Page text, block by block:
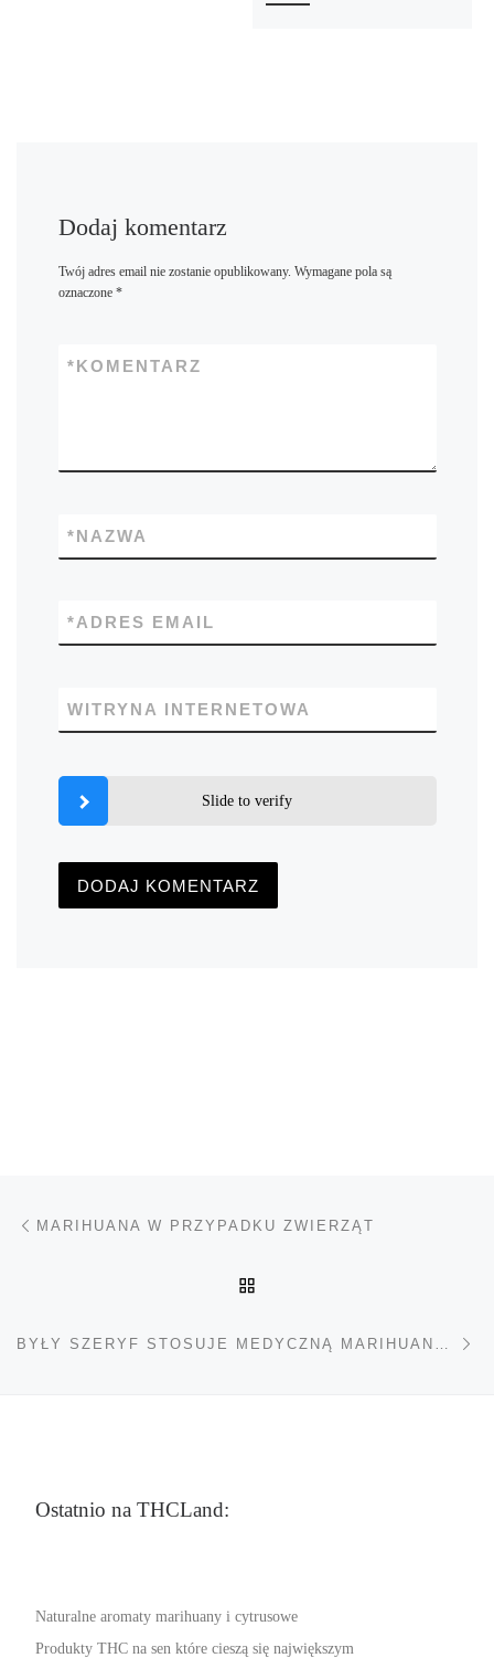
Dodaj komentarz
Twój adres email nie zostanie opublikowany. Wymagane pola są
oznaczone *
KOMENTARZ
*
NAZWA
*
ADRES EMAIL
*
WITRYNA INTERNETOWA
Slide to verify
Nawigacja wpisu
MARIHUANA W PRZYPADKU ZWIERZĄT
Ostatnio na THCLand:
Naturalne aromaty marihuany i cytrusowe
Produkty THC na sen które cieszą się największym